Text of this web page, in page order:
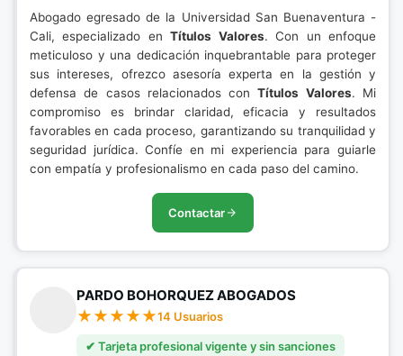
Abogado egresado de la Universidad San Buenaventura -
Cali, especializado enTítulos Valores. Con un enfoque
meticuloso y una dedicación inquebrantable para proteger
sus intereses, ofrezco asesoría experta en la gestión y
defensa de casos relacionados conTítulos Valores. Mi
compromiso es brindar claridad, eficacia y resultados
favorables en cada proceso, garantizando su tranquilidad y
seguridad jurídica. Confíe en mi experiencia para guiarle
con empatía y profesionalismo en cada paso del camino.
Contactar
PARDO BOHORQUEZ ABOGADOS
14 Usuarios
✔ Tarjeta profesional vigente y sin sanciones